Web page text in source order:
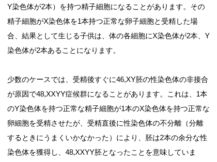
Y染色体が2本）を持つ精子細胞になることがあります。その
精子細胞がX染色体を1本持つ正常な卵子細胞と受精した場
合、結果として生じる子供は、体の各細胞にX染色体が2本、Y
染色体が2本あることになります。
少数のケースでは、受精後すぐに46,XY胚の性染色体の非接合
が原因で48,XXYY症候群になることがあります。これは、1本
のY染色体を持つ正常な精子細胞が1本のX染色体を持つ正常な
卵細胞を受精させたが、受精直後に性染色体の不分離（分離
するときにうまくいかなかった）により、胚は2本の余分な性
染色体を獲得し、48,XXYY胚となったことを意味していま